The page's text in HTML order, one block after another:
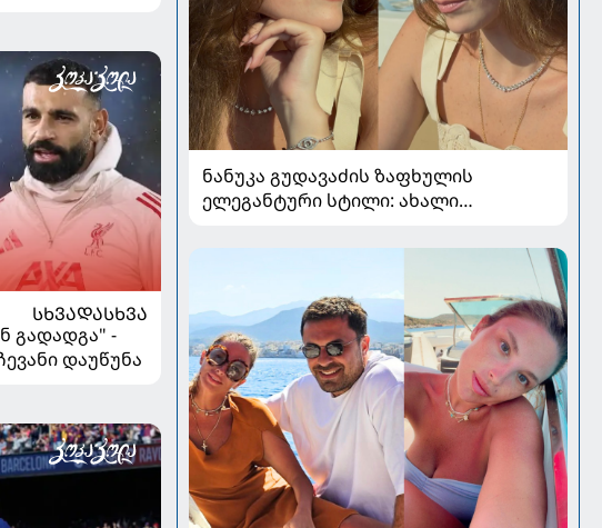
ᲡᲮᲕᲐᲓᲐᲡᲮᲕᲐ
გადადგა" -
დაუწუნა
ნანუკა გუდავაძის ზაფხულის
ელეგანტური სტილი: ახალი
უნაკლო ბუნებრივობა